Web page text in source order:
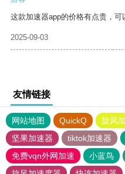
这款加速器app的价格有点贵，可
2025-09-03
友情链接
网站地图 QuickQ 旋风
坚果加速器
tiktok加速器
免费vqn外网加速
小蓝鸟